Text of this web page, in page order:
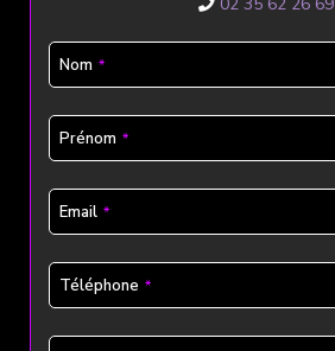
02 35 62 26 69
Nom *
Prénom *
Email *
Téléphone *